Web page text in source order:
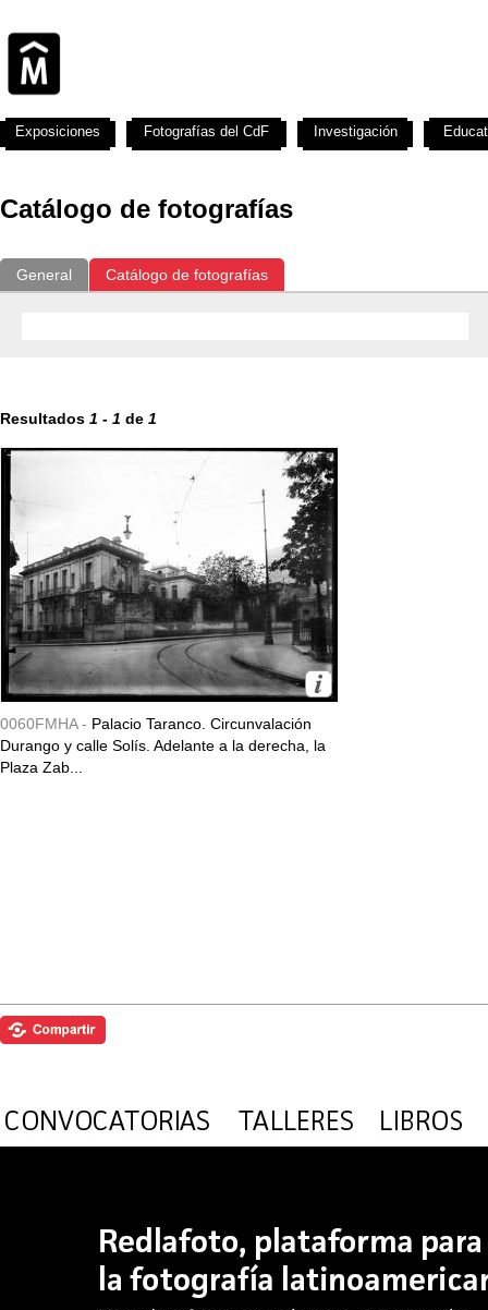
Catálogo de fotografías
General Catálogo de fotografías
Resultados 1 - 1 de 1
0060FMHA - Palacio Taranco. Circunvalación
Durango y calle Solís. Adelante a la derecha, la
Plaza Zab...
Exposiciones Fotografías del CdF Investigación